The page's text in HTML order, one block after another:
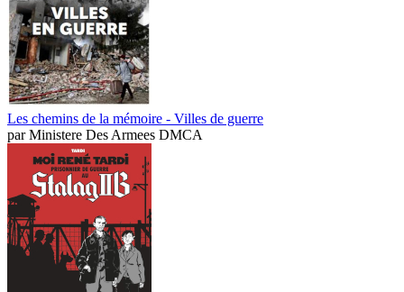
Les chemins de la mémoire - Villes de guerre
parMinistere Des Armees DMCA